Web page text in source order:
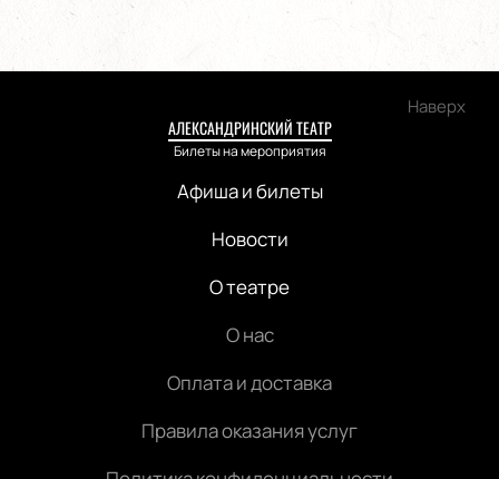
Наверх
АЛЕКСАНДРИНСКИЙ ТЕАТР
Билеты на мероприятия
Афиша и билеты
Новости
О театре
О нас
Оплата и доставка
Правила оказания услуг